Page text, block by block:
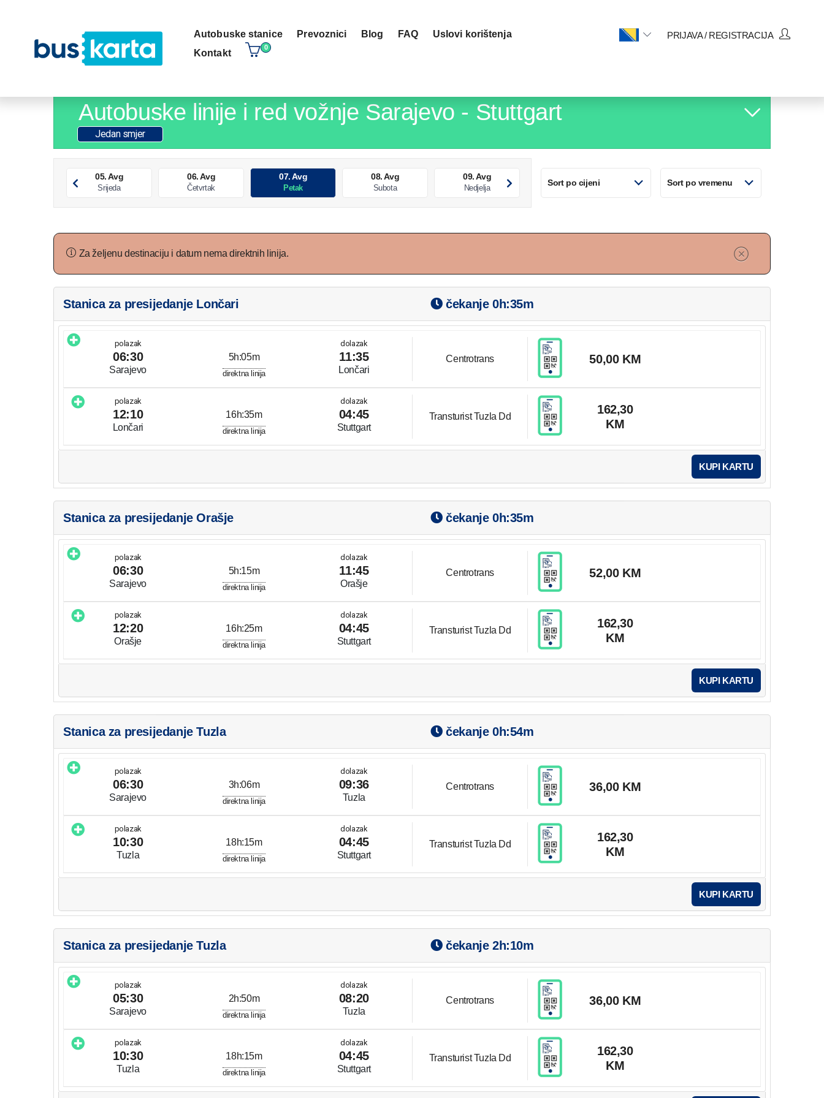
Autobuske stanice Prevoznici blog FAQ
Uslovi korištenja
kontakt
0
PRIJAVA / REGISTRACIJA
Autobuske linije i red vožnje Sarajevo - Stuttgart
Jedan smjer
05. Avg
Srijeda
06. Avg
Četvrtak
07. Avg
Petak
08. Avg
Subota
09. Avg
Nedjelja Ponedjeljak
Sort po cijeni Sort po vremenu
Za željenu destinaciju i datum nema direktnih linija.
Stanica za presijedanje Lončari čekanje0h:35m
polazak
06:30
Sarajevo
5h:05m
direktna linija
dolazak
11:35
Lončari
Centrotrans 50,00 KM
polazak
12:10
Lončari
16h:35m
direktna linija
dolazak
04:45
Stuttgart
Transturist Tuzla Dd
162,30
KM
KUPI KARTU
Stanica za presijedanje Orašje čekanje0h:35m
polazak
06:30
Sarajevo
5h:15m
direktna linija
dolazak
11:45
Orašje
Centrotrans 52,00 KM
polazak
12:20
Orašje
16h:25m
direktna linija
dolazak
04:45
Stuttgart
Transturist Tuzla Dd
162,30
KM
KUPI KARTU
Stanica za presijedanje Tuzla čekanje0h:54m
polazak
06:30
Sarajevo
3h:06m
direktna linija
dolazak
09:36
Tuzla
Centrotrans 36,00 KM
polazak
10:30
Tuzla
18h:15m
direktna linija
dolazak
04:45
Stuttgart
Transturist Tuzla Dd
162,30
KM
KUPI KARTU
Stanica za presijedanje Tuzla čekanje2h:10m
polazak
05:30
Sarajevo
2h:50m
direktna linija
dolazak
08:20
Tuzla
Centrotrans 36,00 KM
polazak
10:30
Tuzla
18h:15m
direktna linija
dolazak
04:45
Stuttgart
Transturist Tuzla Dd
162,30
KM